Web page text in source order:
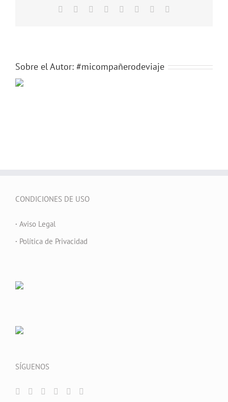
Facebook Reddit LinkedIn
TumblrPinterest
Sobre el Autor: #micompañerodeviaje
CONDICIONES DE USO
· Aviso Legal
· Política de Privacidad
SÍGUENOS